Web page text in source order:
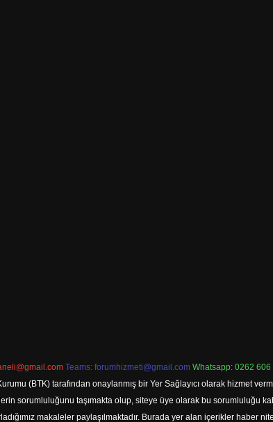
Teams: forumhizmeti@gmail.com Whatsapp: 0262 606
(BTK) tarafından onaylanmış bir Yer Sağlayıcı olarak hizmet
sorumluluğunu taşımakta olup, siteye üye olarak bu sorumluluğu
makaleler paylaşılmaktadır. Burada yer alan içerikler haber